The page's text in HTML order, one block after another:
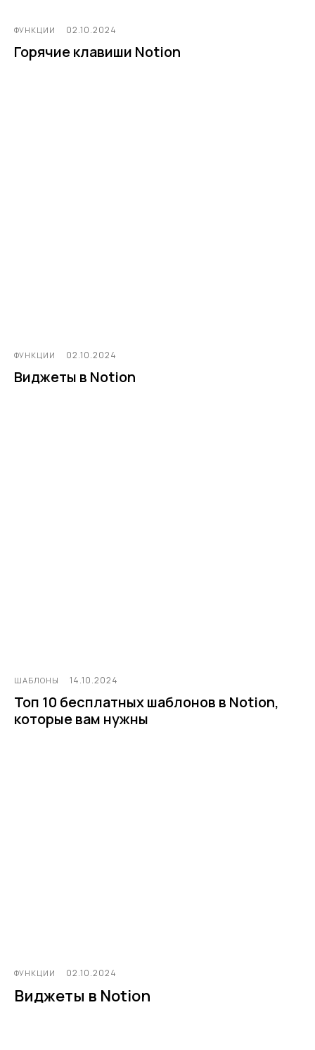
ФУНКЦИИ 02.10.2024
Горячие клавиши Notion
ФУНКЦИИ 02.10.2024
Виджеты в Notion
ШАБЛОНЫ 14.10.2024
Топ 10 бесплатных шаблонов в Notion,
которые вам нужны
ФУНКЦИИ 02.10.2024
Виджеты в Notion